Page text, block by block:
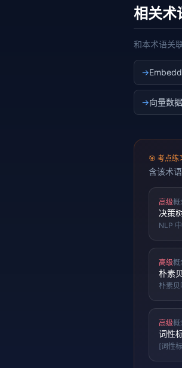
相关术
和本术语关
→
→向量数
🎯 考点练
含该术
高级概
决策
NLP
高级概
朴素
朴素
高级概
词性
[词性